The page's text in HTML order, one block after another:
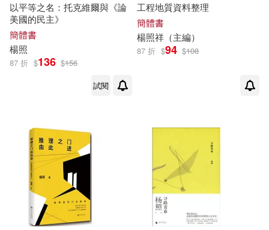
以平等之名：托克維爾與《論
美國的民主》
簡體書
楊照
87 折 $136 $156
試閱
工程地質資料整理
簡體書
楊照祥（主編）
87 折 $94 $108